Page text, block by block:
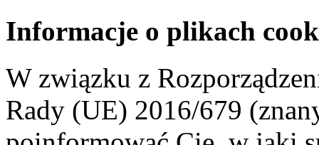
Informacje o plikach
W związku z
Rady (UE) 2016/679